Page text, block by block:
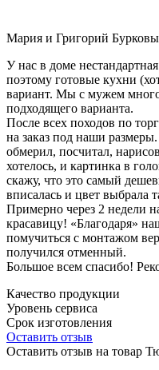
Мария и Григорий Бурковы
У нас в доме
поэтому готовые кухни
вариант. Мы с мужем
подходящего варианта.
После всех походов по
на заказ под наши
обмерил, посчитал,
хотелось, и картинка в
скажу, что это самый
вписалась и цвет выбрала
Примерно через 2 недели
красавицу! «Благодаря»
помучиться с монтажом
получился отменный.
Большое всем спасибо!
Качество продукции
Уровень сервиса
Срок изготовления
Оставить отзыв
Оставить отзыв на товар